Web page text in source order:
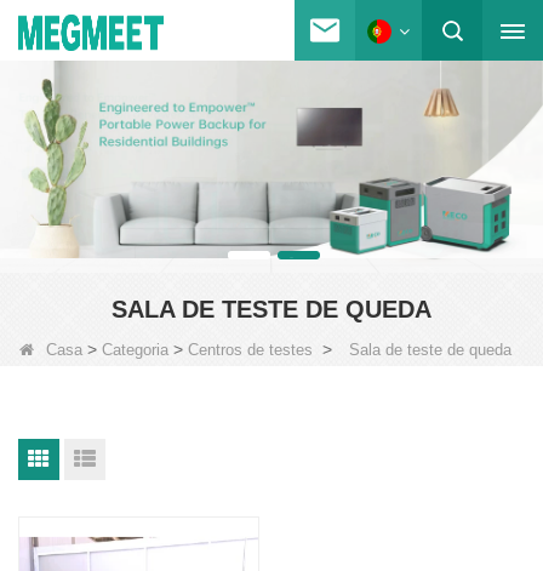
SALA DE TESTE DE QUEDA
Casa > Categoria > Centros de testes > Sala de teste de queda